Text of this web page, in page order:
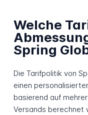
Welche
Spring
Die Tarifpolitik von
einen
basierend auf
Versands berechnet